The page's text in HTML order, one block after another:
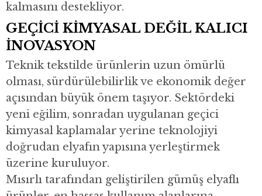
kalmasını destekliyor.
GEÇİCİ KİMYASAL DEĞİL KALICI
İNOVASYON
Teknik tekstilde ürünlerin uzun ömürlü
olması, sürdürülebilirlik ve ekonomik değer
açısından büyük önem taşıyor. Sektördeki
yeni eğilim, sonradan uygulanan geçici
kimyasal kaplamalar yerine teknolojiyi
doğrudan elyafın yapısına yerleştirmek
üzerine kuruluyor.
Mısırlı tarafından geliştirilen gümüş elyaflı